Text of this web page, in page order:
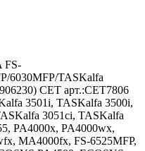
FS-
6030MFP/TASKalfa
CET арт.:CET7806
3501i, TASKalfa 3500i,
3051ci, TASKalfa
PA4000x, PA4000wx,
MA4000fx, FS-6525MFP,